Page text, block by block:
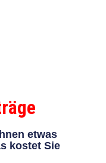
etwas
kostet Sie